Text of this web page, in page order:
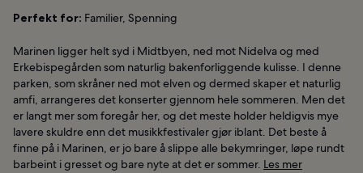
Perfekt for: Familier, Spenning
Marinen ligger helt syd i Midtbyen, ned mot Nidelva og med
Erkebispegården som naturlig bakenforliggende kulisse. I denne
parken, som skråner ned mot elven og dermed skaper et naturlig
amfi, arrangeres det konserter gjennom hele sommeren. Men det
er langt mer som foregår her, og det meste holder heldigvis mye
lavere skuldre enn det musikkfestivaler gjør iblant. Det beste å
finne på i Marinen, er jo bare å slippe alle bekymringer, løpe rundt
barbeint i gresset og bare nyte at det er sommer. Les mer